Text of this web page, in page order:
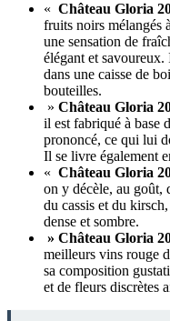
« Château Gloria
fruits noirs mélangés
une sensation de
élégant et
dans une caisse de
bouteilles.
» Château Gloria
il est fabriqué à base
prononcé, ce qui lui
Il se livre également
« Château Gloria
on y décèle, au goût,
du cassis et du
dense et sombre.
» Château Gloria
meilleurs vins rouge
sa composition
et de fleurs discrètes